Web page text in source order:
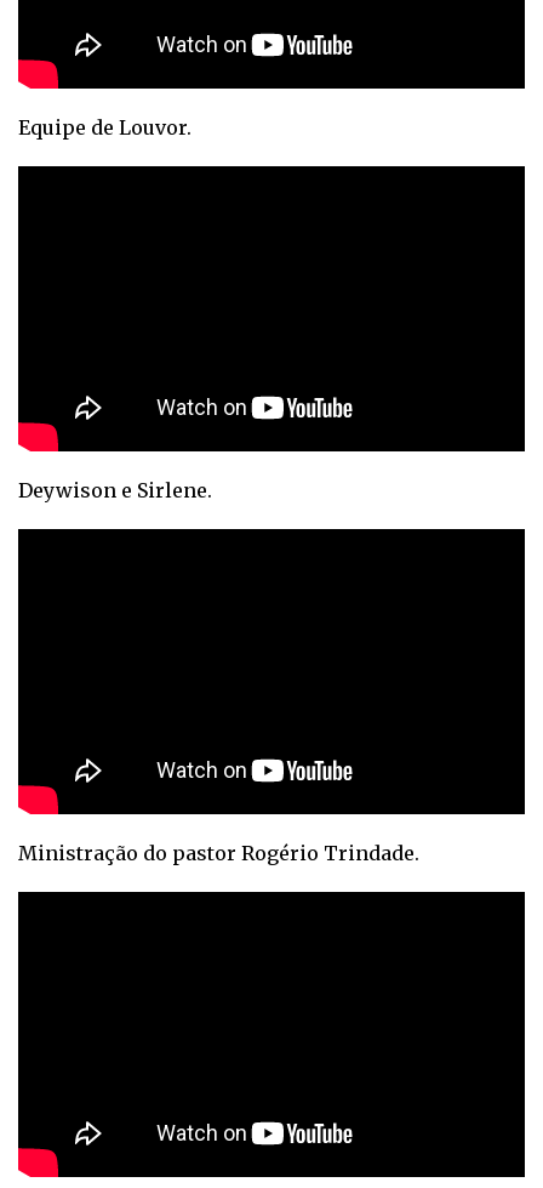
Equipe de Louvor.
Deywison e Sirlene.
Ministração do pastor Rogério Trindade.